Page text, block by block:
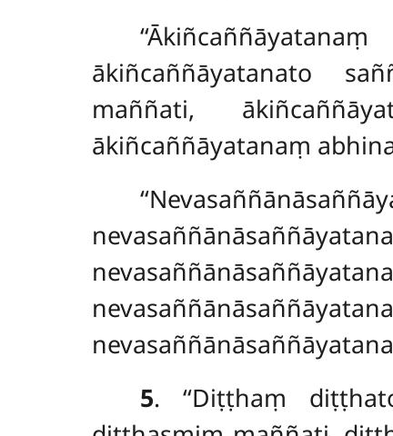
ākiñcaññāyatanato
maññati,
ākiñcaññāyatanaṃ
5. ‘‘Diṭṭhaṃ